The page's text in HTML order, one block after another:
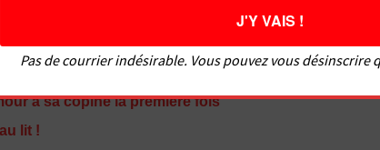
comment faire une fellation, les meilleures positions, etc.
une femme et la rendre folle ?
à sa copine la première fois
lit !
Pas de courrier indésirable. Vous pouvez vous désinscrire